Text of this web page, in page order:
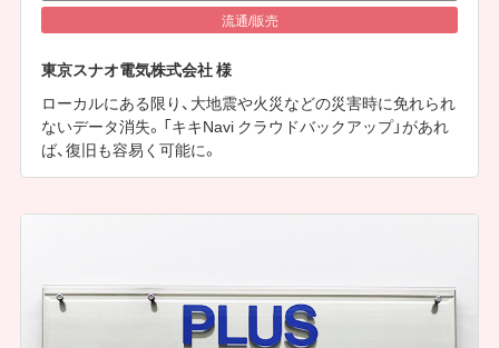
流通/販売
東京スナオ電気株式会社 様
ローカルにある限り、大地震や火災などの災害時に免れられ
ないデータ消失。「キキNavi クラウドバックアップ」があれ
ば、復旧も容易く可能に。